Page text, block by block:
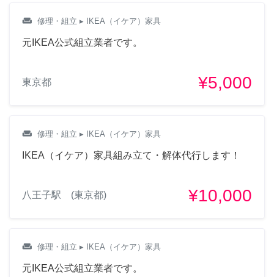
weekend 修理・組立 ▸ IKEA（イケア）家具
元IKEA公式組立業者です。
東京都 ¥5,000
weekend 修理・組立 ▸ IKEA（イケア）家具
IKEA（イケア）家具組み立て・解体代行します！
八王子駅 (東京都) ¥10,000
weekend 修理・組立 ▸ IKEA（イケア）家具
元IKEA公式組立業者です。